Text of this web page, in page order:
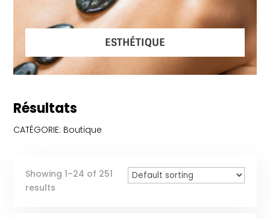
ESTHÉTIQUE
Résultats
CATÉGORIE: Boutique
Showing 1–24 of 251
results